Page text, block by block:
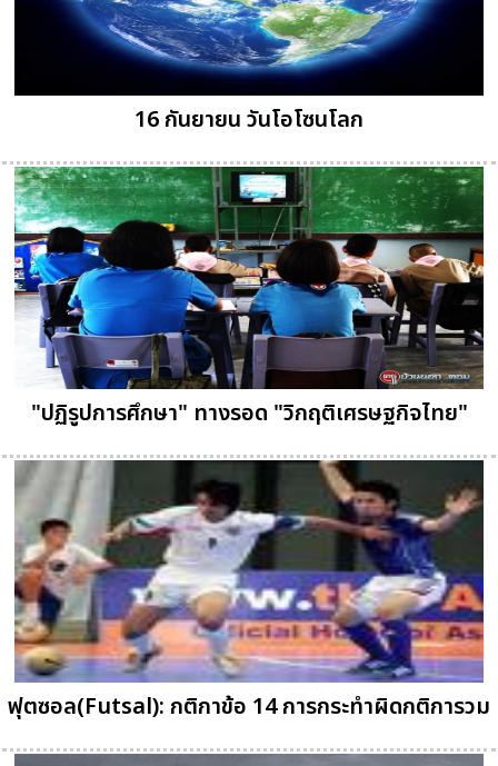
16 กันยายน วันโอโซนโลก
"ปฏิรูปการศึกษา" ทางรอด "วิกฤติเศรษฐกิจไทย"
ฟุตซอล(Futsal): กติกาข้อ 14 การกระทำผิดกติการวม